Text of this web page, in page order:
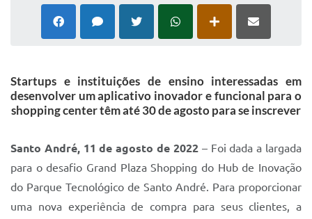
Iluminação Pública
Legislação
Lei de acesso à informação
Lista de Comorbidades
Mobilidade Urbana Sustentável
Startups e instituições de ensino interessadas em
desenvolver um aplicativo inovador e funcional para o
shopping center têm até 30 de agosto para se inscrever
Santo André, 11 de agosto de 2022 – Foi dada a largada
para o desafio Grand Plaza Shopping do Hub de Inovação
do Parque Tecnológico de Santo André. Para proporcionar
uma nova experiência de compra para seus clientes, a